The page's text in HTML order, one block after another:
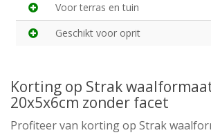
Voor terras en tuin
Geschikt voor oprit
Korting op Strak
20x5x6cm zonder facet
Profiteer van korting op Strak